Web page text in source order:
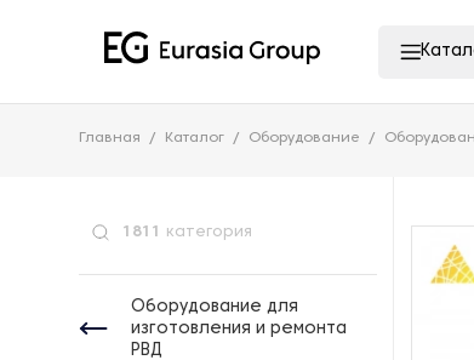
Главная Каталог Оборудование
1811 категория
Оборудование для
изготовления и ремонта
РВД